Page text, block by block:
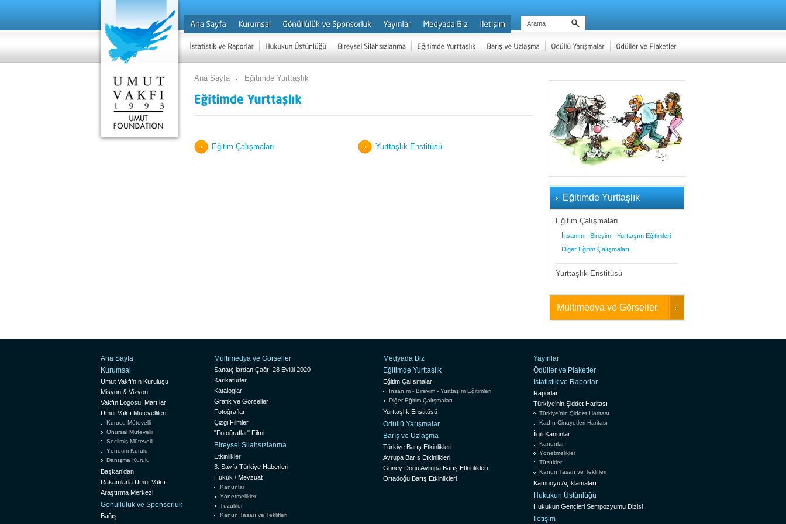
Ana Sayfa Eğitimde Yurttaşlık
Eğitim Çalışmaları Yurttaşlık Enstitüsü
Eğitimde Yurttaşlık
Eğitim Çalışmaları
İnsanım - Bireyim - Yurttaşım Eğitimleri
Diğer Eğitim Çalışmaları
Yurttaşlık Enstitüsü
Multimedya ve Görseller
Ana Sayfa
Kurumsal
Umut Vakfı’nın Kuruluşu
Misyon & Vizyon
Vakfın Logosu: Martılar
Umut Vakfı Mütevellileri
Kurucu Mütevelli
Onursal Mütevelli
Seçilmiş Mütevelli
Yönetim Kurulu
Danışma Kurulu
Başkan’dan
Rakamlarla Umut Vakfı
Araştırma Merkezi
Gönüllülük ve Sponsorluk
Bağış
Multimedya ve Görseller
Sanatçılardan Çağrı 28 Eylül 2020
Karikatürler
Kataloglar
Grafik ve Görseller
Fotoğraflar
Çizgi Filmler
"Fotoğraflar" Filmi
Bireysel Silahsızlanma
Etkinlikler
3. Sayfa Türkiye Haberleri
Hukuk / Mevzuat
Kanunlar
Yönetmelikler
Tüzükler
Kanun Tasarı ve Teklifleri
Medyada Biz
Eğitimde Yurttaşlık
Eğitim Çalışmaları
İnsanım - Bireyim - Yurttaşım Eğitimleri
Diğer Eğitim Çalışmaları
Yurttaşlık Enstitüsü
Ödüllü Yarışmalar
Barış ve Uzlaşma
Türkiye Barış Etkinlikleri
Avrupa Barış Etkinlikleri
Güney Doğu Avrupa Barış Etkinlikleri
Ortadoğu Barış Etkinlikleri
Yayınlar
Ödüller ve Plaketler
İstatistik ve Raporlar
Raporlar
Türkiye’nin Şiddet Haritası
Türkiye’nin Şiddet Haritası
Kadın Cinayetleri Haritası
İlgili Kanunlar
Kanunlar
Yönetmelikler
Tüzükler
Kanun Tasarı ve Teklifleri
Kamuoyu Açıklamaları
Hukukun Üstünlüğü
Hukukun Gençleri Sempozyumu Dizisi
İletişim